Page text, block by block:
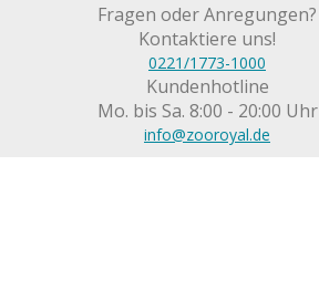
Fragen oder Anregungen?
Kontaktiere uns!
0221/1773-1000
Kundenhotline
Mo. bis Sa. 8:00 - 20:00 Uhr
info@zooroyal.de